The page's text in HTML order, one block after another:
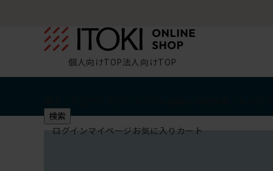
個人向けTOP法人向けTOP
検索
ログインマイページ お気に入り カート